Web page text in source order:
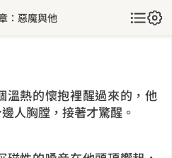
：惡魔與他
溫熱的懷抱裡醒過來的，他
人胸膛，接著才驚醒。